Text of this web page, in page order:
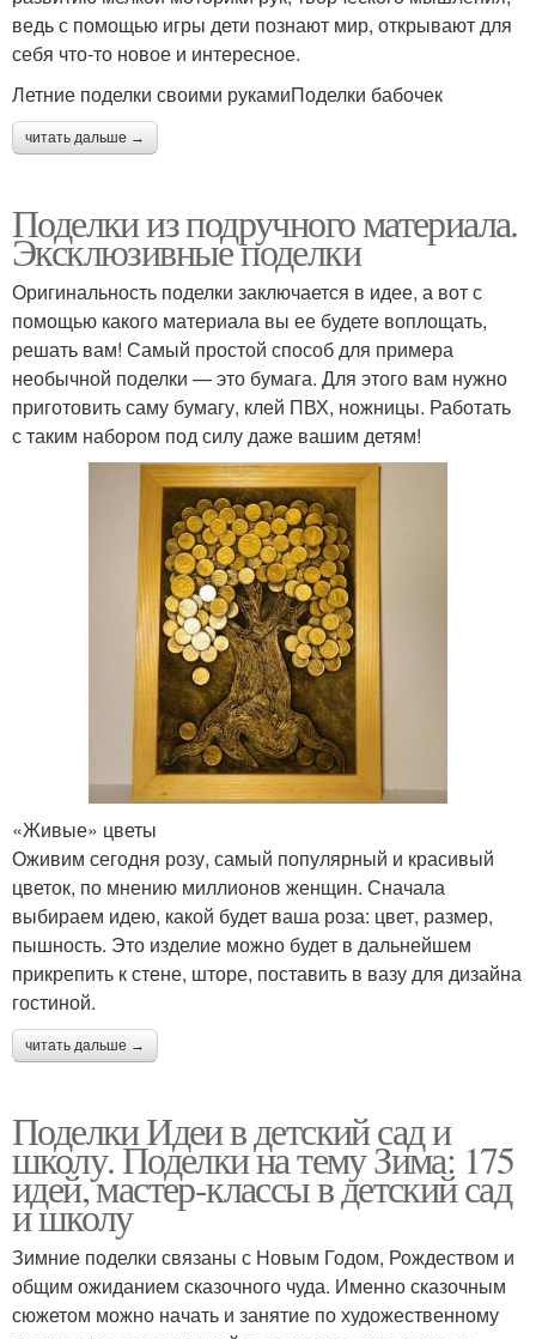
ведь с помощью игры дети познают мир, открывают для
себя что-то новое и интересное.
Летние поделки своими рукамиПоделки бабочек
читать дальше →
Поделки из подручного материала.
Эксклюзивные поделки
Оригинальность поделки заключается в идее, а вот с
помощью какого материала вы ее будете воплощать,
решать вам! Самый простой способ для примера
необычной поделки — это бумага. Для этого вам нужно
приготовить саму бумагу, клей ПВХ, ножницы. Работать
с таким набором под силу даже вашим детям!
«Живые» цветы
Оживим сегодня розу, самый популярный и красивый
цветок, по мнению миллионов женщин. Сначала
выбираем идею, какой будет ваша роза: цвет, размер,
пышность. Это изделие можно будет в дальнейшем
прикрепить к стене, шторе, поставить в вазу для дизайна
гостиной.
читать дальше →
Поделки Идеи в детский сад и
школу. Поделки на тему Зима: 175
идей, мастер-классы в детский сад
и школу
Зимние поделки связаны с Новым Годом, Рождеством и
общим ожиданием сказочного чуда. Именно сказочным
сюжетом можно начать и занятие по художественному